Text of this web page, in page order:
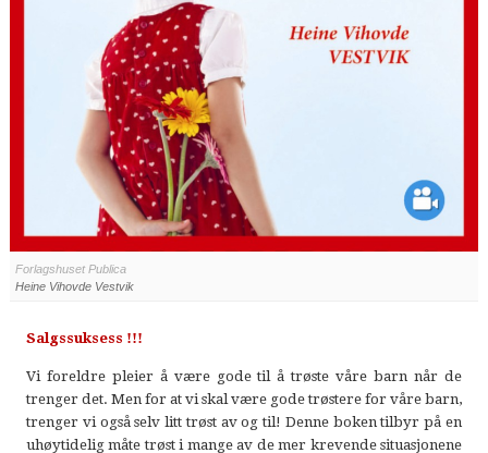
Forlagshuset Publica
Heine Vihovde Vestvik
Salgssuksess !!!
Vi foreldre pleier å være gode til å trøste våre barn når de
trenger det. Men for at vi skal være gode trøstere for våre barn,
trenger vi også selv litt trøst av og til! Denne boken tilbyr på en
uhøytidelig måte trøst i mange av de mer krevende situasjonene